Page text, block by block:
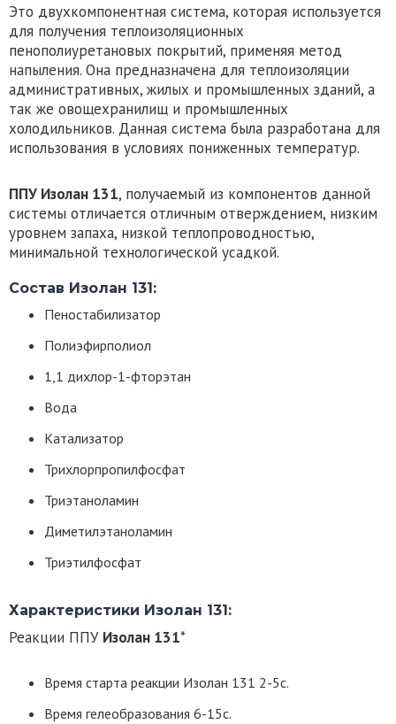
Это двухкомпонентная система, которая используется
для получения теплоизоляционных
пенополиуретановых покрытий, применяя метод
напыления. Она предназначена для теплоизоляции
административных, жилых и промышленных зданий, а
так же овощехранилищ и промышленных
холодильников. Данная система была разработана для
использования в условиях пониженных температур.
ППУ Изолан 131, получаемый из компонентов данной
системы отличается отличным отверждением, низким
уровнем запаха, низкой теплопроводностью,
минимальной технологической усадкой.
Состав Изолан 131:
Пеностабилизатор
Полиэфирполиол
1,1 дихлор-1-фторэтан
Вода
Катализатор
Трихлорпропилфосфат
Триэтаноламин
Диметилэтаноламин
Триэтилфосфат
Характеристики Изолан 131:
Реакции ППУ Изолан 131*
Время старта реакции Изолан 131 2-5с.
Время гелеобразования 6-15с.